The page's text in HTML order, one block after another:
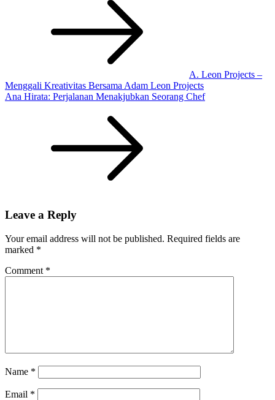
A. Leon Projects –
Menggali Kreativitas Bersama Adam Leon Projects
Ana Hirata: Perjalanan Menakjubkan Seorang Chef
Leave a Reply
Your email address will not be published. Required fields are
marked *
Comment *
Name *
Email *